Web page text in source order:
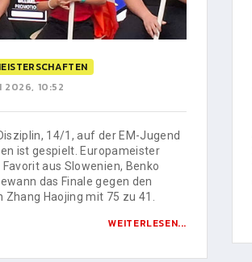
2026, 10:52
14/1, auf der EM-Jugend
ist gespielt. Europameister
aus Slowenien, Benko
das Finale gegen den
Zhang Haojing mit 75 zu 41.
WEITERLESEN...